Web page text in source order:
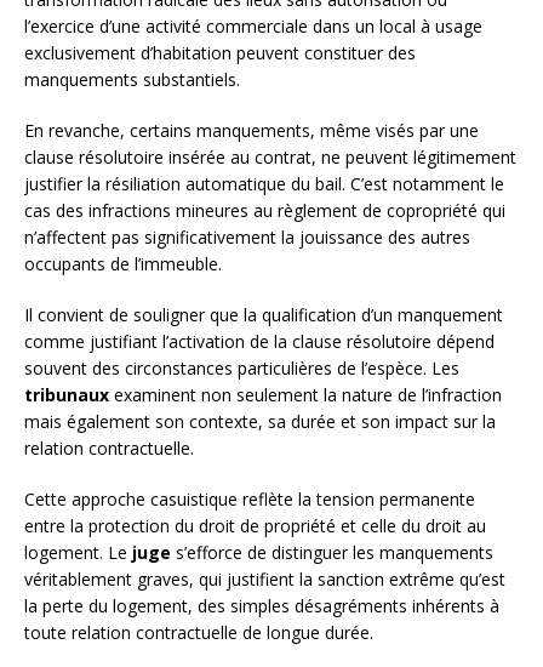
l’exercice d’une activité commerciale dans un local à usage
exclusivement d’habitation peuvent constituer des
manquements substantiels.
En revanche, certains manquements, même visés par une
clause résolutoire insérée au contrat, ne peuvent légitimement
justifier la résiliation automatique du bail. C’est notamment le
cas des infractions mineures au règlement de copropriété qui
n’affectent pas significativement la jouissance des autres
occupants de l’immeuble.
Il convient de souligner que la qualification d’un manquement
comme justifiant l’activation de la clause résolutoire dépend
souvent des circonstances particulières de l’espèce. Les
tribunaux examinent non seulement la nature de l’infraction
mais également son contexte, sa durée et son impact sur la
relation contractuelle.
Cette approche casuistique reflète la tension permanente
entre la protection du droit de propriété et celle du droit au
logement. Le juge s’efforce de distinguer les manquements
véritablement graves, qui justifient la sanction extrême qu’est
la perte du logement, des simples désagréments inhérents à
toute relation contractuelle de longue durée.